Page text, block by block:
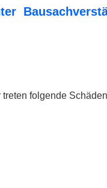
folgende